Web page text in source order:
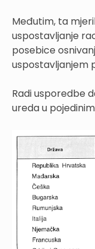
Međutim, ta
uspostavljanje
posebice
uspostavljanjem
Radi usporedbe
ureda u